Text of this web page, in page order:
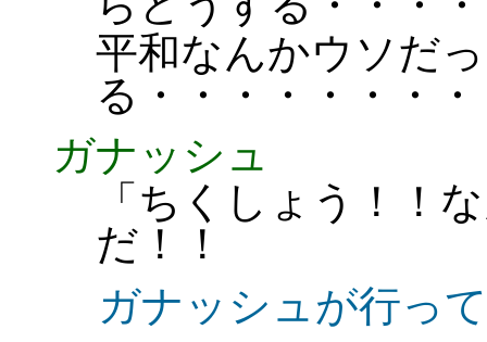
平和なんかウソだ
る・・・・・・・
ガナッシュ
「ちくしょう！！
だ！！
ガナッシュが行っ